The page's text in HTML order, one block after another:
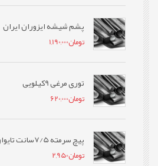
پشم شیشه ایزوران ایران
تومان1,190,000
توری مرغی 9کیلویی
تومان620,000
پیچ سرمته 7/5سانت تایوان
تومان2,950